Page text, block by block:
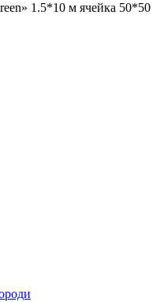
1.5*10 м ячейка 50*50